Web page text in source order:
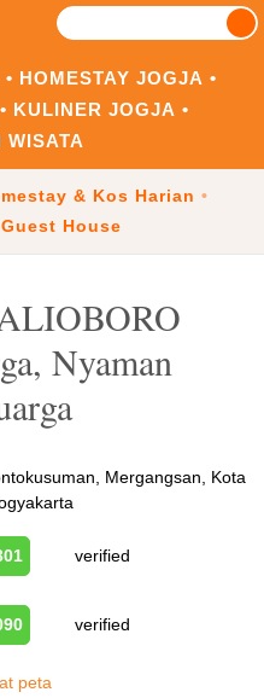
HOMESTAY JOGJA
KULINER JOGJA
WISATA
& Kos Harian
Guest House
Nyaman
Mergangsan, Kota
verified
verified
peta